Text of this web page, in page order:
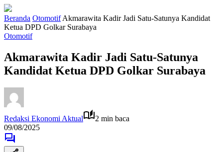
Beranda Otomotif Akmarawita Kadir Jadi Satu-Satunya Kandidat
Ketua DPD Golkar Surabaya
Otomotif
Akmarawita Kadir Jadi Satu-Satunya
Kandidat Ketua DPD Golkar Surabaya
Redaksi Ekonomi Aktual
2 min baca
09/08/2025